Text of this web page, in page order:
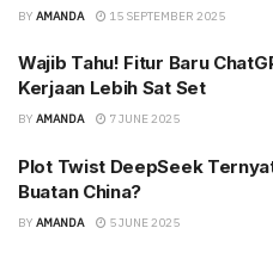
BY AMANDA 15 SEPTEMBER 2025
Wajib Tahu! Fitur Baru
Kerjaan Lebih Sat Set
BY AMANDA 7 JUNE 2025
Plot Twist DeepSeek
Buatan China?
BY AMANDA 5 JUNE 2025